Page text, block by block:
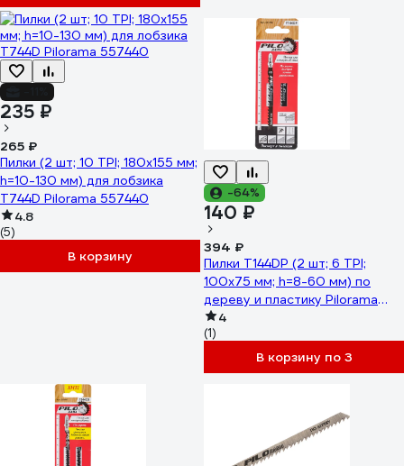
235 ₽
265 ₽
Пилки (2 шт; 10 TPI; 180x155 мм;
h=10-130 мм) для лобзика
Т744D Pilorama 557440
4.8
(5)
В корзину
-64%
140 ₽
394 ₽
Пилки T144DP (2 шт; 6 TPI;
100x75 мм; h=8-60 мм) по
дереву и пластику Pilorama
551442
4
(1)
В корзину по 3